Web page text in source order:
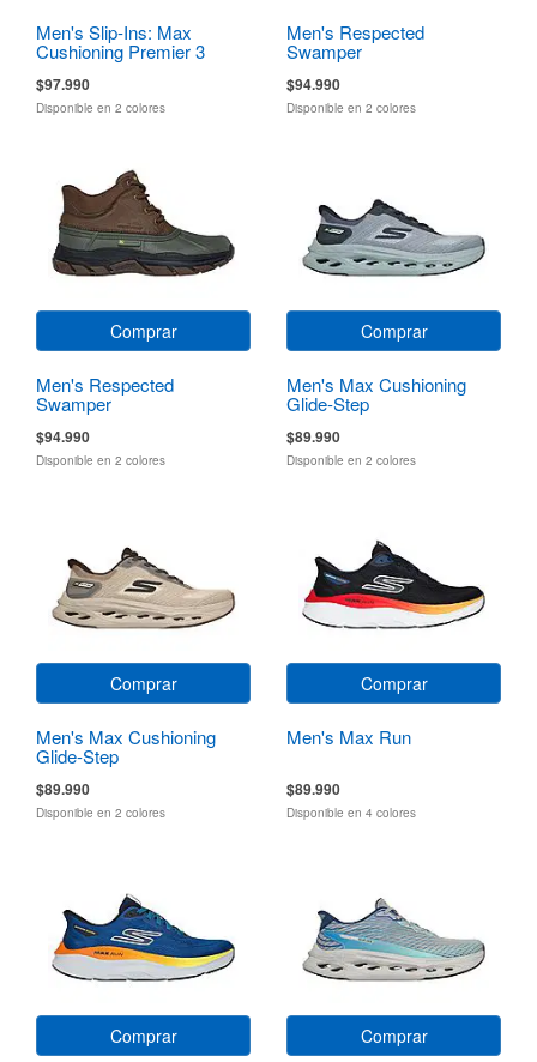
Men's Slip-Ins: Max
Cushioning Premier 3
$97.990
Disponible en 2 colores
Men's Respected
Swamper
$94.990
Disponible en 2 colores
Comprar
Men's Respected
Swamper
$94.990
Disponible en 2 colores
Comprar
Men's Max Cushioning
Glide-Step
$89.990
Disponible en 2 colores
Comprar
Men's Max Cushioning
Glide-Step
$89.990
Disponible en 2 colores
Comprar
Men's Max Run
$89.990
Disponible en 4 colores
Comprar Comprar